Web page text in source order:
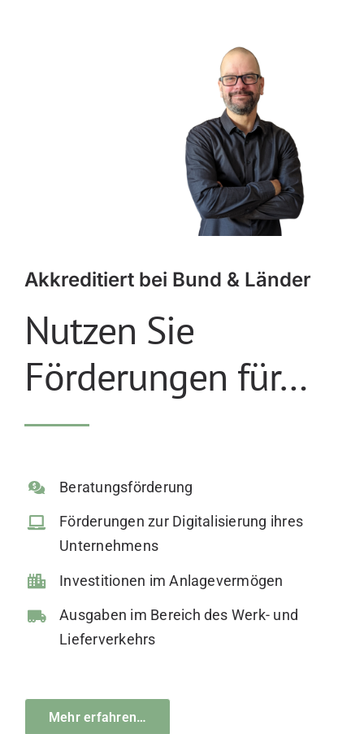
Akkreditiert bei Bund & Länder
Nutzen Sie
Förderungen für…
Beratungsförderung
Förderungen zur Digitalisierung ihres
Unternehmens
Investitionen im Anlagevermögen
Ausgaben im Bereich des Werk- und
Lieferverkehrs
Mehr erfahren…